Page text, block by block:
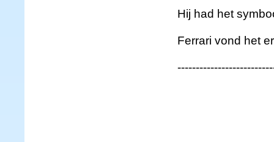
Hij had het
Ferrari vond het